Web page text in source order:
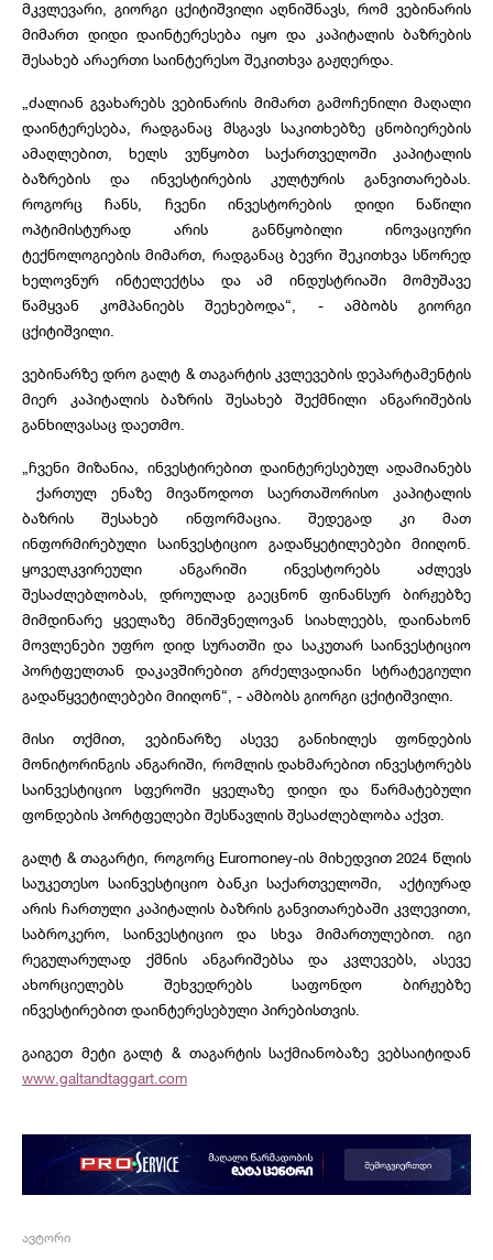
მკვლევარი, გიორგი ცქიტიშვილი აღნიშნავს, რომ ვებინარის
მიმართ დიდი დაინტერესება იყო და კაპიტალის ბაზრების
შესახებ არაერთი საინტერესო შეკითხვა გაჟღერდა.
„ძალიან გვახარებს ვებინარის მიმართ გამოჩენილი მაღალი
დაინტერესება, რადგანაც მსგავს საკითხებზე ცნობიერების
ამაღლებით, ხელს ვუწყობთ საქართველოში კაპიტალის
ბაზრების და ინვესტირების კულტურის განვითარებას.
როგორც ჩანს, ჩვენი ინვესტორების დიდი ნაწილი
ოპტიმისტურად არის განწყობილი ინოვაციური
ტექნოლოგიების მიმართ, რადგანაც ბევრი შეკითხვა სწორედ
ხელოვნურ ინტელექტსა და ამ ინდუსტრიაში მომუშავე
წამყვან კომპანიებს შეეხებოდა“, - ამბობს გიორგი
ცქიტიშვილი.
ვებინარზე დრო გალტ & თაგარტის კვლევების დეპარტამენტის
მიერ კაპიტალის ბაზრის შესახებ შექმნილი ანგარიშების
განხილვასაც დაეთმო.
„ჩვენი მიზანია, ინვესტირებით დაინტერესებულ ადამიანებს
ქართულ ენაზე მივაწოდოთ საერთაშორისო კაპიტალის
ბაზრის შესახებ ინფორმაცია. შედეგად კი მათ
ინფორმირებული საინვესტიციო გადაწყეტილებები მიიღონ.
ყოველკვირეული ანგარიში ინვესტორებს აძლევს
შესაძლებლობას, დროულად გაეცნონ ფინანსურ ბირჟებზე
მიმდინარე ყველაზე მნიშვნელოვან სიახლეებს, დაინახონ
მოვლენები უფრო დიდ სურათში და საკუთარ საინვესტიციო
პორტფელთან დაკავშირებით გრძელვადიანი სტრატეგიული
გადაწყვეტილებები მიიღონ“, - ამბობს გიორგი ცქიტიშვილი.
მისი თქმით, ვებინარზე ასევე განიხილეს ფონდების
მონიტორინგის ანგარიში, რომლის დახმარებით ინვესტორებს
საინვესტიციო სფეროში ყველაზე დიდი და წარმატებული
ფონდების პორტფელები შესწავლის შესაძლებლობა აქვთ.
გალტ & თაგარტი, როგორც Euromoney-ის მიხედვით 2024 წლის
საუკეთესო საინვესტიციო ბანკი საქართველოში, აქტიურად
არის ჩართული კაპიტალის ბაზრის განვითარებაში კვლევითი,
საბროკერო, საინვესტიციო და სხვა მიმართულებით. იგი
რეგულარულად ქმნის ანგარიშებსა და კვლევებს, ასევე
ახორციელებს შეხვედრებს საფონდო ბირჟებზე
ინვესტირებით დაინტერესებული პირებისთვის.
გაიგეთ მეტი გალტ & თაგარტის საქმიანობაზე ვებსაიტიდან
www.galtandtaggart.com
ავტორი